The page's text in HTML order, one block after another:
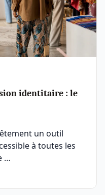
identitaire : le
un outil
à toutes les
…